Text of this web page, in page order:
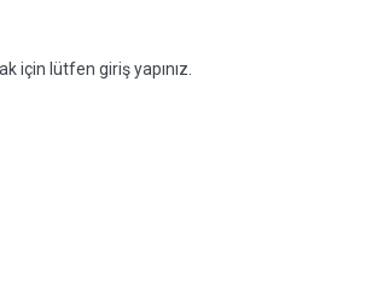
için lütfen giriş yapınız.